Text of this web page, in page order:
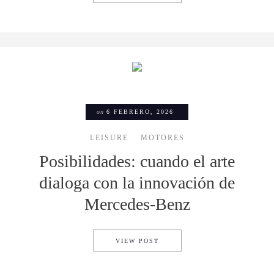
on 6 FEBRERO, 2026
LEISURE MOTORES
Posibilidades: cuando el arte
dialoga con la innovación de
Mercedes-Benz
VIEW POST